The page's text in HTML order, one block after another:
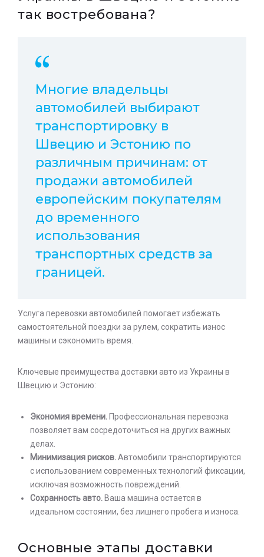
так востребована?
Многие владельцы
автомобилей выбирают
транспортировку в
Швецию и Эстонию по
различным причинам: от
продажи автомобилей
европейским покупателям
до временного
использования
транспортных средств за
границей.
Услуга перевозки автомобилей помогает избежать
самостоятельной поездки за рулем, сократить износ
машины и сэкономить время.
Ключевые преимущества доставки авто из Украины в
Швецию и Эстонию:
Экономия времени. Профессиональная перевозка
позволяет вам сосредоточиться на других важных
делах.
Минимизация рисков.Автомобили транспортируются
с использованием современных технологий фиксации,
исключая возможность повреждений.
Сохранность авто. Ваша машина остается в
идеальном состоянии, без лишнего пробега и износа.
Основные этапы доставки